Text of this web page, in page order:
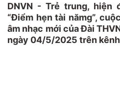
DNVN - Trẻ trung,
“Điểm hẹn tài nămg”,
âm nhạc mới của Đài
ngày 04/5/2025 trên